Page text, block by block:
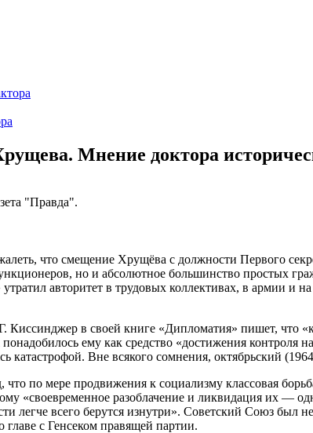
Мнение доктора
"Правда".
что смещение Хрущёва с должности Первого
но и абсолютное большинство простых
авторитет в трудовых коллективах, в армии и
Киссинджер в своей книге «Дипломатия» пишет, что
понадобилось ему как средство «достижения
катастрофой. Вне всякого сомнения, октябрьский
по мере продвижения к социализму классовая
«своевременное разоблачение и ликвидация их
легче всего берутся изнутри». Советский Союз
с Генсеком правящей партии.